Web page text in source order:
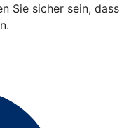
Sie sicher sein, dass